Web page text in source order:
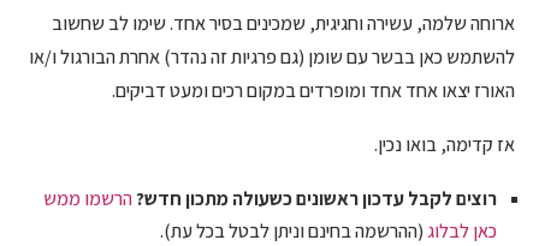
ארוחה שלמה, עשירה וחגיגית, שמכינים בסיר אחד. שימו לב שחשוב
להשתמש כאן בבשר עם שומן (גם פרגיות זה נהדר) אחרת הבורגול ו/או
האורז יצאו אחד אחד ומופרדים במקום רכים ומעט דביקים.
אז קדימה, בואו נכין.
רוצים לקבל עדכון ראשונים כשעולה מתכון חדש?הרשמו ממש
כאן לבלוג(ההרשמה בחינם וניתן לבטל בכל עת).